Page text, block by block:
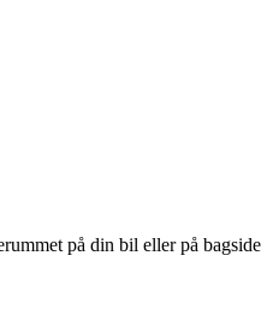
på din bil eller på